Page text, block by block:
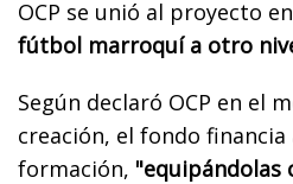
OCP se unió al proyecto
fútbol marroquí a otro
Según declaró OCP en el
creación, el fondo financia
formación,